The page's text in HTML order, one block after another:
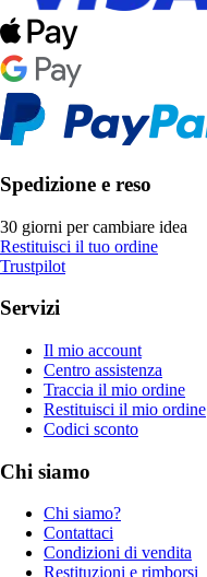
Spedizione e reso
30 giorni per cambiare idea
Restituisci il tuo ordine
Trustpilot
Servizi
Il mio account
Centro assistenza
Traccia il mio ordine
Restituisci il mio ordine
Codici sconto
Chi siamo
Chi siamo?
Contattaci
Condizioni di vendita
Restituzioni e rimborsi